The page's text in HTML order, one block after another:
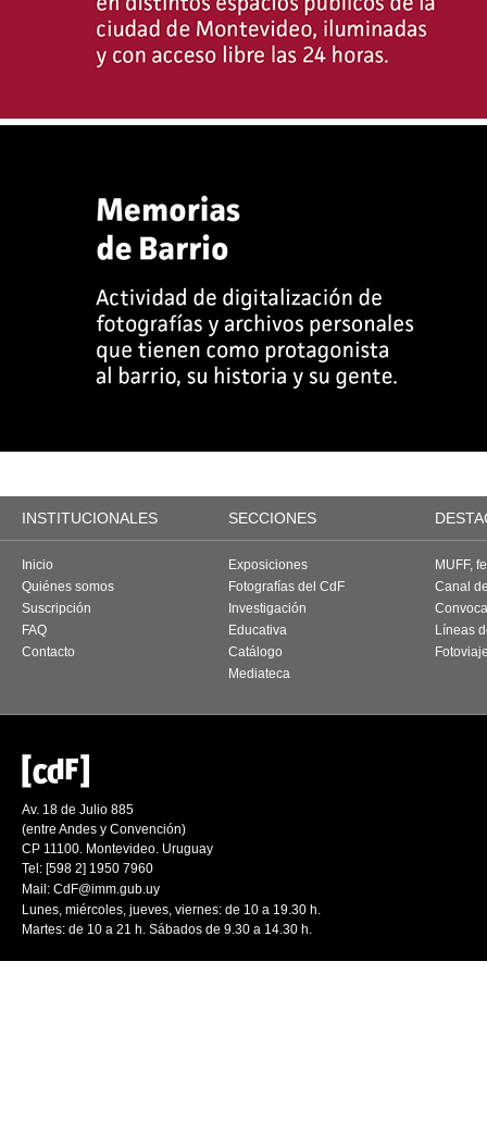
INSTITUCIONALES SECCIONES
Inicio
Quiénes somos
Suscripción
FAQ
Contacto
Exposiciones
Fotografías del CdF
Investigación
Educativa
Catálogo
Mediateca
MUFF,
Canal
Líneas
Av. 18 de Julio 885
(entre Andes y Convención)
CP 11100. Montevideo. Uruguay
Tel: [598 2] 1950 7960
Mail: CdF@imm.gub.uy
Lunes, miércoles, jueves, viernes: de 10 a 19.30 h.
Martes: de 10 a 21 h. Sábados de 9.30 a 14.30 h.